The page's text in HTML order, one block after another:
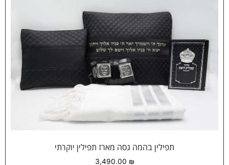
תפילין בהמה גסה מארז תפילין יוקרתי
3,490.00 ₪